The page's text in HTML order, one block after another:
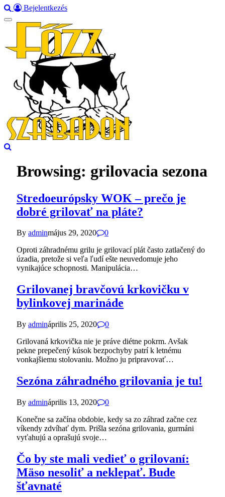
Bejelentkezés
Browsing: grilovacia sezona
Stredoeurópsky WOK – prečo je
dobré grilovať na pláte?
By adminmájus 29, 2020
0
Oproti záhradnému grilu je grilovací plát často zatlačený do
úzadia, pretože si veľa ľudí ešte neuvedomuje jeho
vynikajúce schopnosti. Manipulácia…
Grilovanej bravčovú krkovičku v
bylinkovej marináde
By admináprilis 25, 2020
0
Grilovaná krkovička nie je práve diétne pokrm. Avšak
pekne prepečený kúsok bezpochyby patrí k letnému
vonkajšiemu stolovaniu. Možno ju pripravovať…
Sezóna záhradného grilovania je tu!
By admináprilis 13, 2020
0
Konečne sa začína obdobie, kedy sa zo záhrad začne cez
víkendy zdvíhať dym. Prišla sezóna grilovania, gurmáni
vyťahujú a oprašujú svoje…
Čo by ste mali vedieť o grilovaní:
Mäso nesoliť a neklepať. Bude
šťavnaté